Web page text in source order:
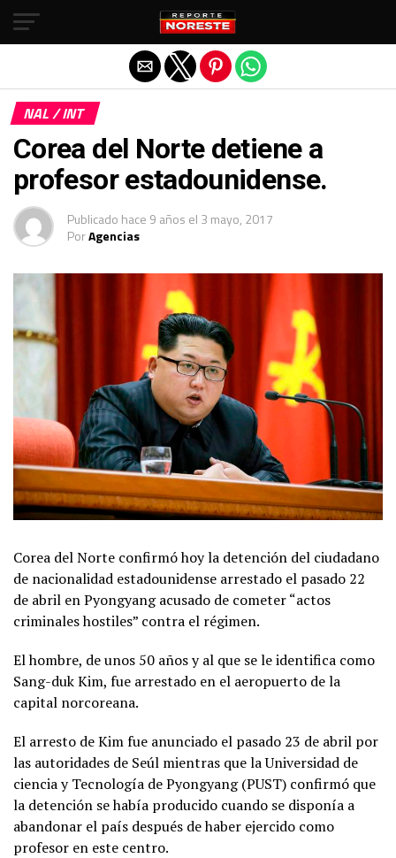
NAL / INT
Corea del Norte detiene a
profesor estadounidense.
Publicado hace 9 años el 3 mayo, 2017
PorAgencias
Corea del Norte confirmó hoy la detención del ciudadano
de nacionalidad estadounidense arrestado el pasado 22
de abril en Pyongyang acusado de cometer “actos
criminales hostiles” contra el régimen.
El hombre, de unos 50 años y al que se le identifica como
Sang-duk Kim, fue arrestado en el aeropuerto de la
capital norcoreana.
El arresto de Kim fue anunciado el pasado 23 de abril por
las autoridades de Seúl mientras que la Universidad de
ciencia y Tecnología de Pyongyang (PUST) confirmó que
la detención se había producido cuando se disponía a
abandonar el país después de haber ejercido como
profesor en este centro.
Salir de la versión móvil